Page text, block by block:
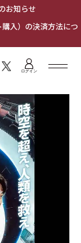
お知らせ
入）の決済方法につ
ログイン